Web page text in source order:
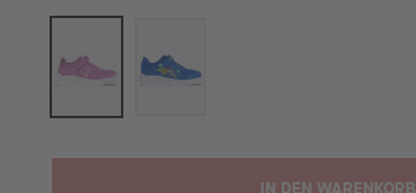
IN DEN WARENKORB